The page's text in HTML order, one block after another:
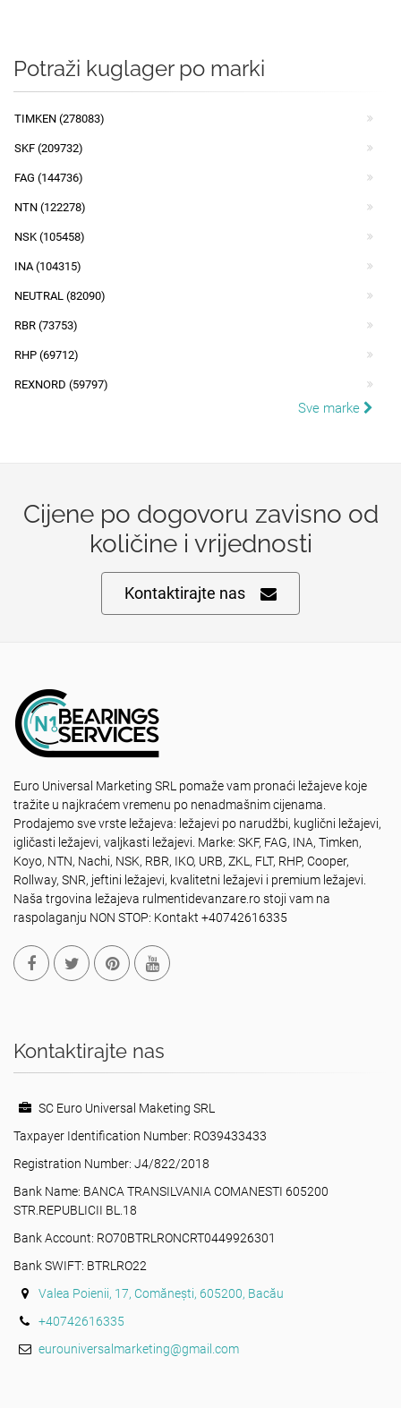
Potraži kuglager po marki
TIMKEN (278083)
SKF (209732)
FAG (144736)
NTN (122278)
NSK (105458)
INA (104315)
NEUTRAL (82090)
RBR (73753)
RHP (69712)
REXNORD (59797)
Sve marke
Cijene po dogovoru zavisno od
količine i vrijednosti
Kontaktirajte nas
Euro Universal Marketing SRL pomaže vam pronaći ležajeve koje
tražite u najkraćem vremenu po nenadmašnim cijenama.
Prodajemo sve vrste ležajeva: ležajevi po narudžbi, kuglični ležajevi,
igličasti ležajevi, valjkasti ležajevi. Marke: SKF, FAG, INA, Timken,
Koyo, NTN, Nachi, NSK, RBR, IKO, URB, ZKL, FLT, RHP, Cooper,
Rollway, SNR, jeftini ležajevi, kvalitetni ležajevi i premium ležajevi.
Naša trgovina ležajeva rulmentidevanzare.ro stoji vam na
raspolaganju NON STOP: Kontakt +40742616335
Kontaktirajte nas
SC Euro Universal Maketing SRL
Taxpayer Identification Number: RO39433433
Registration Number: J4/822/2018
Bank Name: BANCA TRANSILVANIA COMANESTI 605200
STR.REPUBLICII BL.18
Bank Account: RO70BTRLRONCRT0449926301
Bank SWIFT: BTRLRO22
Valea Poienii, 17, Comănești, 605200, Bacău
+40742616335
eurouniversalmarketing@gmail.com